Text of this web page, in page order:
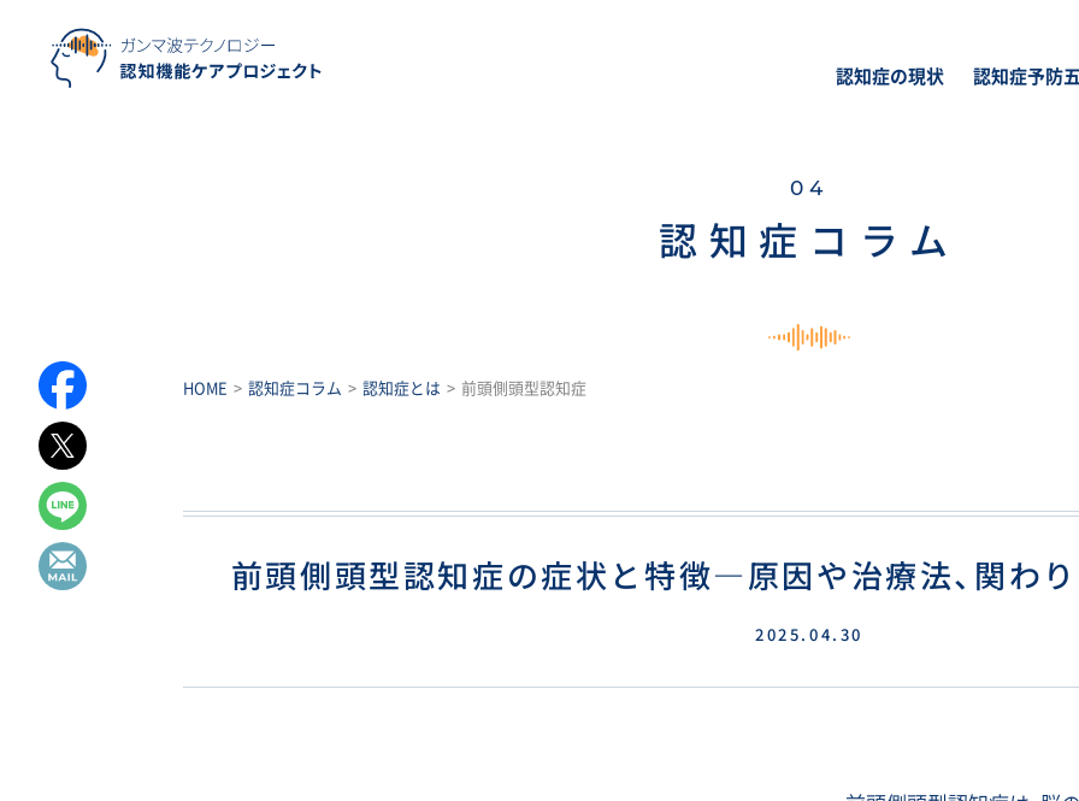
認知症の現状 認知症予防
04
認知症コラム
HOME 認知症コラム 認知症とは 前頭側頭型認知症
前頭側頭型認知症の症状と特徴―原因や治療法、 関わ
2025.04.30